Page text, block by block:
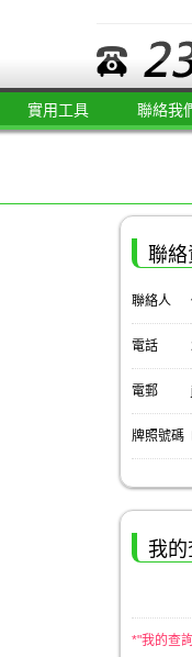
實用工具 聯絡我
聯絡
聯絡人
電話
電郵
牌照號碼
我的
*"我的查